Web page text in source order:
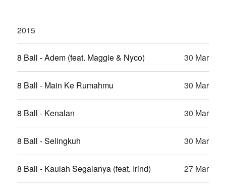
2015
8 Ball - Adem (feat. Maggie & Nyco) 30 Mar
8 Ball - Main Ke Rumahmu 30 Mar
8 Ball - Kenalan 30 Mar
8 Ball - Selingkuh 30 Mar
8 Ball - Kaulah Segalanya (feat. Irind) 27 Mar